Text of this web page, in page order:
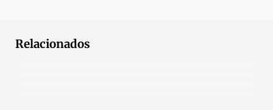
Relacionados